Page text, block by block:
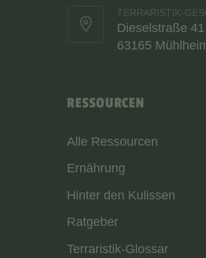
RESSOURCEN
Alle Ressourcen
Ernährung
Hinter den Kulissen
Ratgeber
Terraristik-Glossar
TERRARISTIK-
Dieselstraße 41
63165